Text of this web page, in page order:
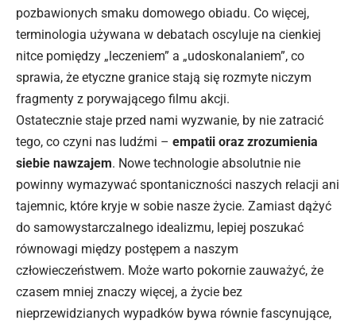
pozbawionych smaku domowego obiadu. Co więcej,
terminologia używana w debatach oscyluje na cienkiej
nitce pomiędzy „leczeniem” a „udoskonalaniem”, co
sprawia, że etyczne granice stają się rozmyte niczym
fragmenty z porywającego filmu akcji.
Ostatecznie staje przed nami wyzwanie, by nie zatracić
tego, co czyni nas ludźmi – empatii oraz zrozumienia
siebie nawzajem. Nowe technologie absolutnie nie
powinny wymazywać spontaniczności naszych relacji ani
tajemnic, które kryje w sobie nasze życie. Zamiast dążyć
do samowystarczalnego idealizmu, lepiej poszukać
równowagi między postępem a naszym
człowieczeństwem. Może warto pokornie zauważyć, że
czasem mniej znaczy więcej, a życie bez
nieprzewidzianych wypadków bywa równie fascynujące,